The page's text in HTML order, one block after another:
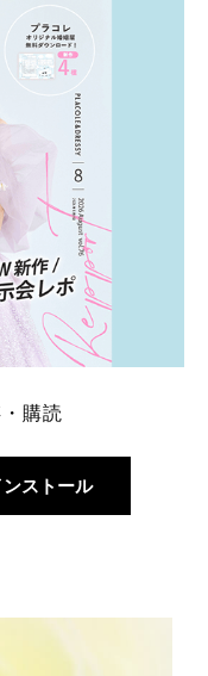
典は？」といった疑問も
補を絞れる「ウェディ
型 […]続きを読む
購読
ンストール